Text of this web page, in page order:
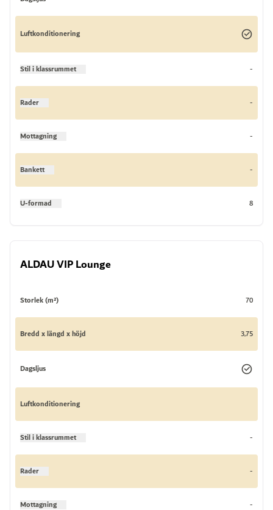
Luftkonditionering
Stil i klassrummet -
Rader -
Mottagning -
Bankett -
U-formad 8
ALDAU VIP Lounge
Storlek (m²) 70
Bredd x längd x höjd 3,75
Dagsljus
Luftkonditionering
Stil i klassrummet -
Rader -
Mottagning -